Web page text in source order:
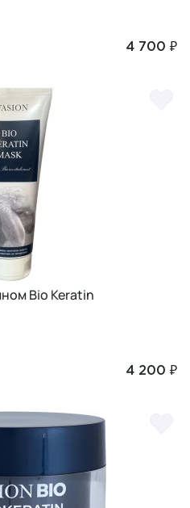
4 700 ₽
Bio Keratin
4 200 ₽